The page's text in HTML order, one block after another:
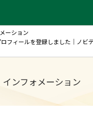
インフォメーション
ーション
フィールを登録しました｜ノビ